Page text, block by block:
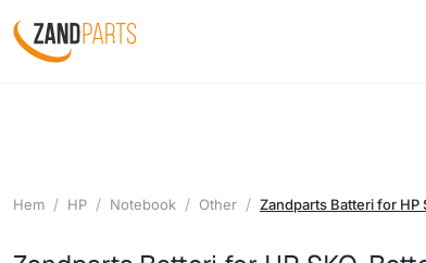
Hem HP Notebook Other Zandparts Batteri for HP